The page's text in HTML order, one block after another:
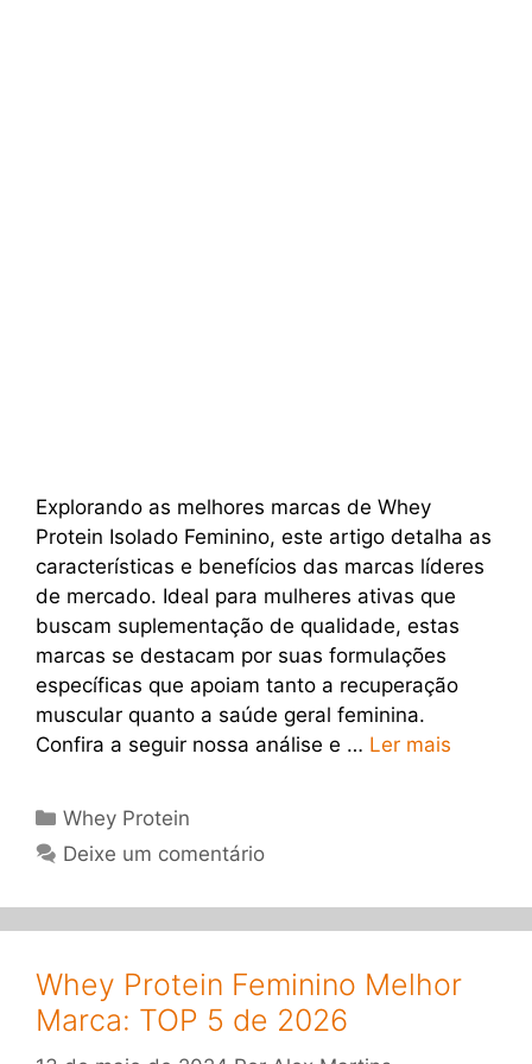
Explorando as melhores marcas de Whey
Protein Isolado Feminino, este artigo detalha as
características e benefícios das marcas líderes
de mercado. Ideal para mulheres ativas que
buscam suplementação de qualidade, estas
marcas se destacam por suas formulações
específicas que apoiam tanto a recuperação
muscular quanto a saúde geral feminina.
Confira a seguir nossa análise e … Ler mais
Categorias
Whey Protein
Deixe um comentário
Whey Protein Feminino Melhor
Marca: TOP 5 de 2026